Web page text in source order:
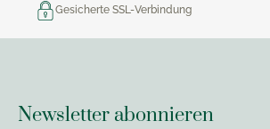
Gesicherte SSL-Verbindung
Newsletter abonnieren